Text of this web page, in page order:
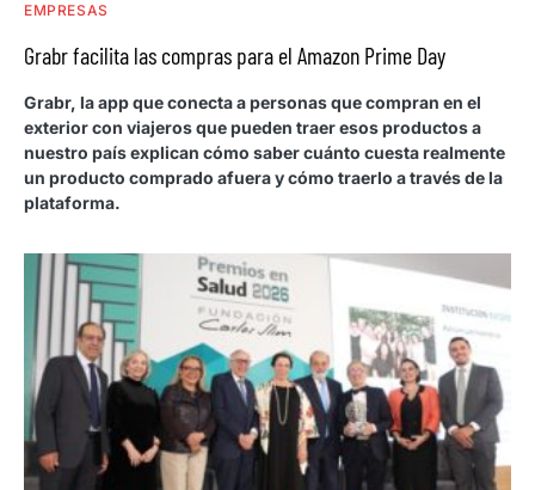
EMPRESAS
Grabr facilita las compras para el Amazon Prime Day
Grabr, la app que conecta a personas que compran en el
exterior con viajeros que pueden traer esos productos a
nuestro país explican cómo saber cuánto cuesta realmente
un producto comprado afuera y cómo traerlo a través de la
plataforma.